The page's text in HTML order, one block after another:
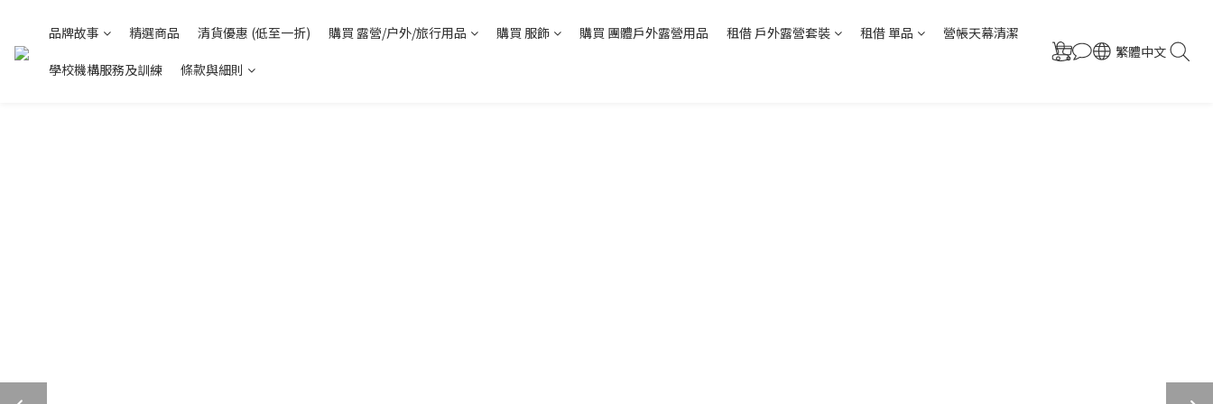
品牌故事 精選商品 清貨優惠 (低至一折) 購買 露營/户外/旅行用品 購買 服飾 購買 團體戶外露營用品 租借 戶外露營套裝 租借 單品 營帳天幕清潔
學校機構服務及訓練 條款與細則
繁體中文